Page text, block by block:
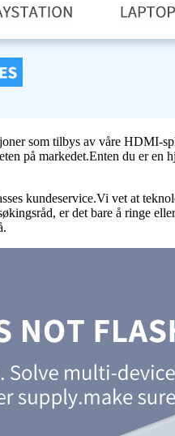
som tilbys av våre
på markedet.Enten du er en
kundeservice.Vi vet at
er det bare å ringe